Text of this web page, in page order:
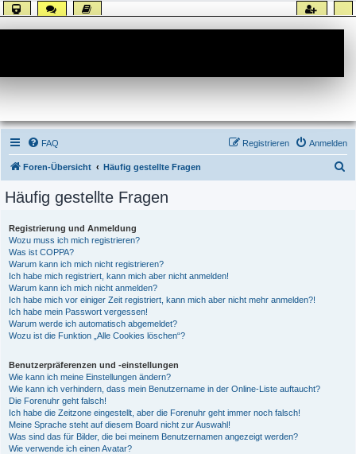
FAQ Anmelden
Registrieren
Foren-Übersicht Häufig gestellte Fragen
Häufig gestellte Fragen
Registrierung und Anmeldung
Wozu muss ich mich registrieren?
Was ist COPPA?
Warum kann ich mich nicht registrieren?
Ich habe mich registriert, kann mich aber nicht anmelden!
Warum kann ich mich nicht anmelden?
Ich habe mich vor einiger Zeit registriert, kann mich aber nicht mehr anmelden?!
Ich habe mein Passwort vergessen!
Warum werde ich automatisch abgemeldet?
Wozu ist die Funktion „Alle Cookies löschen“?
Benutzerpräferenzen und -einstellungen
Wie kann ich meine Einstellungen ändern?
Wie kann ich verhindern, dass mein Benutzername in der Online-Liste auftaucht?
Die Forenuhr geht falsch!
Ich habe die Zeitzone eingestellt, aber die Forenuhr geht immer noch falsch!
Meine Sprache steht auf diesem Board nicht zur Auswahl!
Was sind das für Bilder, die bei meinem Benutzernamen angezeigt werden?
Wie verwende ich einen Avatar?